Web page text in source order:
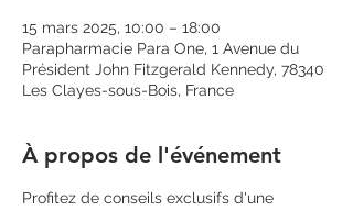
15 mars 2025, 10:00 – 18:00
Parapharmacie Para One, 1 Avenue du
Président John Fitzgerald Kennedy, 78340
Les Clayes-sous-Bois, France
À propos de l'événement
Profitez de conseils exclusifs d'une